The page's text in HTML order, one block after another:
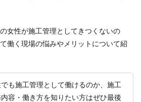
女性が施工管理としてきつくないの
働く現場の悩みやメリットについて紹
も施工管理として働けるのか、施工
容・働き方を知りたい方はぜひ最後